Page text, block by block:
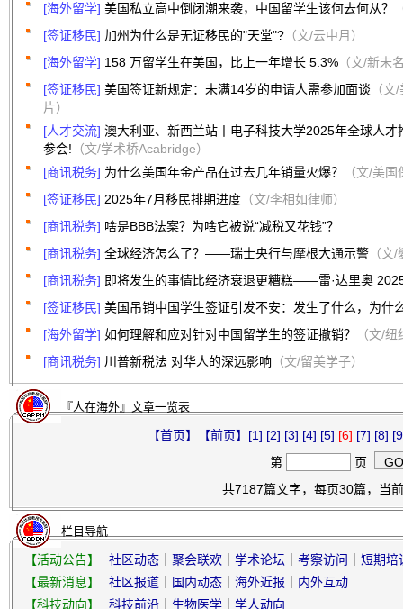
[海外留学] 美国私立高中倒闭潮来袭，中国留学生该何去何从？
[签证移民] 加州为什么是无证移民的"天堂"? （文/云中月）
[海外留学] 158 万留学生在美国，比上一年增长 5.3% （文/新未
[签证移民] 美国签证新规定：未满14岁的申请人需参加面谈 （
片）
[人才交流] 澳大利亚、新西兰站丨电子科技大学2025年全球人才
参会! （文/学术桥Acabridge）
[商讯税务] 为什么美国年金产品在过去几年销量火爆？
（文/美
[签证移民] 2025年7月移民排期进度 （文/李相如律师）
[商讯税务] 啥是BBB法案？为啥它被说“减税又花钱”？
[商讯税务] 全球经济怎么了？——瑞士央行与摩根大通示警 （文
[商讯税务] 即将发生的事情比经济衰退更糟糕——雷·达里奥
[签证移民] 美国吊销中国学生签证引发不安：发生了什么，为什
[海外留学] 如何理解和应对针对中国留学生的签证撤销？
（文/
[商讯税务] 川普新税法 对华人的深远影响 （文/留美学子）
『人在海外』文章一览表
【首页】 【前页】 [1] [2] [3] [4] [5] [6] [7] [8]
第
页
共7187篇文字，每页30篇，当
栏目导航
【活动公告】 社区动态 聚会联欢 学术论坛 考察访问
短期培
【最新消息】
社区报道 国内动态 海外近报
内外互动
【科技动向】
科技前沿 生物医学 学人动向